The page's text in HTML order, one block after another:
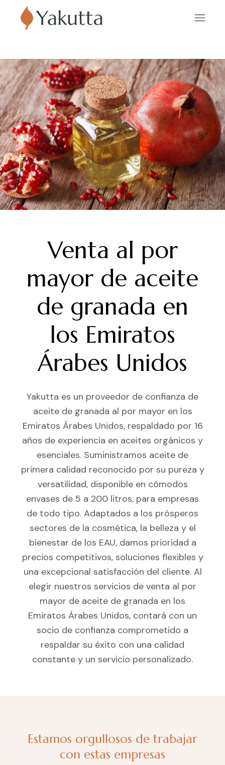
Venta al por
mayor de aceite
de granada en
los Emiratos
Árabes Unidos
Yakutta es un proveedor de confianza de
aceite de granada al por mayor en los
Emiratos Árabes Unidos, respaldado por 16
años de experiencia en aceites orgánicos y
esenciales. Suministramos aceite de
primera calidad reconocido por su pureza y
versatilidad, disponible en cómodos
envases de 5 a 200 litros, para empresas
de todo tipo. Adaptados a los prósperos
sectores de la cosmética, la belleza y el
bienestar de los EAU, damos prioridad a
precios competitivos, soluciones flexibles y
una excepcional satisfacción del cliente. Al
elegir nuestros servicios de venta al por
mayor de aceite de granada en los
Emiratos Árabes Unidos, contará con un
socio de confianza comprometido a
respaldar su éxito con una calidad
constante y un servicio personalizado.
Estamos orgullosos de trabajar
con estas empresas